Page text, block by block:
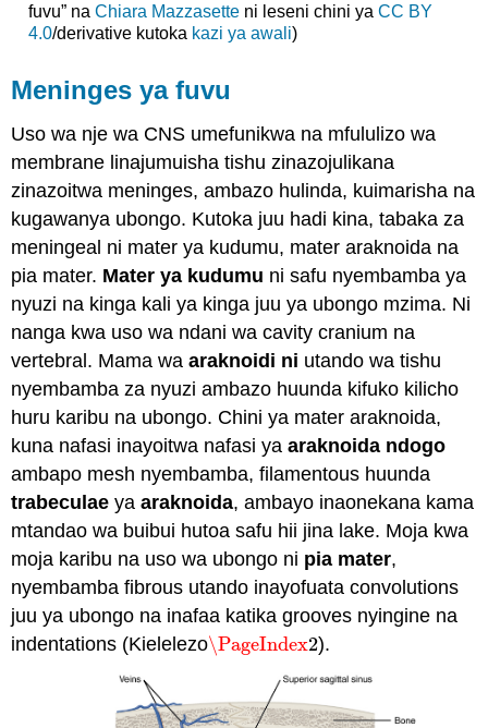
fuvu” na Chiara Mazzasetteni leseni chini ya CC BY
4.0/derivative kutoka kazi ya awali)
Meninges ya fuvu
Uso wa nje wa CNS umefunikwa na mfululizo wa
membrane linajumuisha tishu zinazojulikana
zinazoitwa meninges, ambazo hulinda, kuimarisha na
kugawanya ubongo. Kutoka juu hadi kina, tabaka za
meningeal ni mater ya kudumu, mater araknoida na
pia mater. Mater ya kudumu ni safu nyembamba ya
nyuzi na kinga kali ya kinga juu ya ubongo mzima. Ni
nanga kwa uso wa ndani wa cavity cranium na
vertebral. Mama waaraknoidi ni utando wa tishu
nyembamba za nyuzi ambazo huunda kifuko kilicho
huru karibu na ubongo. Chini ya mater araknoida,
kuna nafasi inayoitwa nafasi yaaraknoida ndogo
ambapo mesh nyembamba, filamentous huunda
trabeculae yaaraknoida, ambayo inaonekana kama
mtandao wa buibui hutoa safu hii jina lake. Moja kwa
moja karibu na uso wa ubongo ni pia mater,
nyembamba fibrous utando inayofuata convolutions
juu ya ubongo na inafaa katika grooves nyingine na
indentations (Kielelezo\PageIndex2
\PageIndex2).